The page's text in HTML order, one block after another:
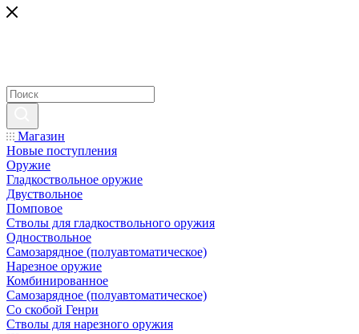
Магазин
Новые поступления
Оружие
Гладкоствольное оружие
Двуствольное
Помповое
Стволы для гладкоствольного оружия
Одноствольное
Самозарядное (полуавтоматическое)
Нарезное оружие
Комбинированное
Самозарядное (полуавтоматическое)
Со скобой Генри
Стволы для нарезного оружия